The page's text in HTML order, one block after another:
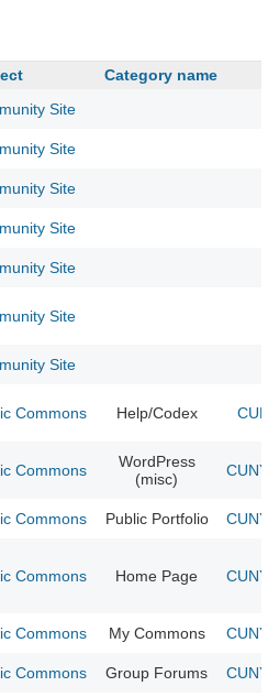
Category name
Site
Site
Site
Site
Site
Site
Site
Commons Help/Codex
Commons
WordPress
(misc)
CUNY
Commons Public Portfolio CUNY
Commons Home Page CUNY
Commons My Commons CUNY
Commons Group Forums CUNY